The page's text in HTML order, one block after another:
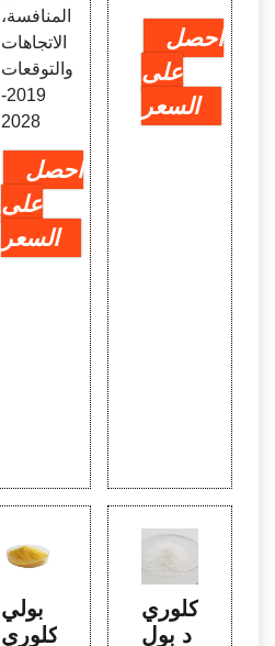
المنافسة،
الاتجاهات
والتوقعات
2019-
2028
احصل
على
السعر
احصل
على
السعر
بولي
كلوري
كلوري
د بول